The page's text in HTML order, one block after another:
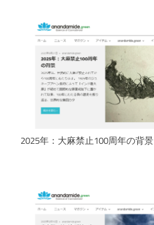
2025年：大麻禁止100周年の背景